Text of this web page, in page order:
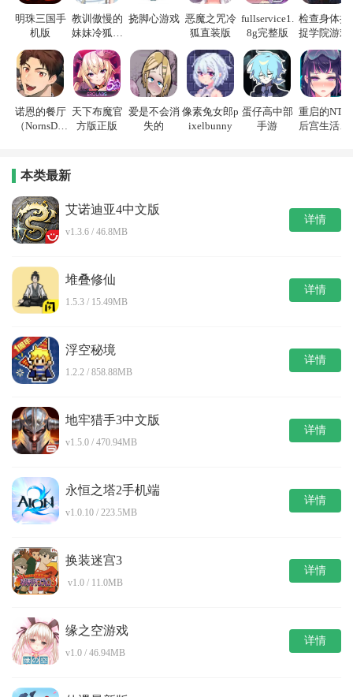
明珠三国手
机版
教训傲慢的
妹妹冷狐游
挠脚心游戏 恶魔之咒冷
狐直装版
fullservice1.
8g完整版
检查身体捕
捉学院游戏
诺恩的餐厅
（NornsDin
天下布魔官
方版正版
爱是不会消
失的
像素兔女郎p
ixelbunny
蛋仔高中部
手游
重启的NTR
后宫生活游
本类最新
艾诺迪亚4中文版
v1.3.6 / 46.8MB
详情
堆叠修仙
1.5.3 / 15.49MB
详情
浮空秘境
1.2.2 / 858.88MB
详情
地牢猎手3中文版
v1.5.0 / 470.94MB
详情
永恒之塔2手机端
v1.0.10 / 223.5MB
详情
换装迷宫3
v1.0 / 11.0MB
详情
缘之空游戏
v1.0 / 46.94MB
详情